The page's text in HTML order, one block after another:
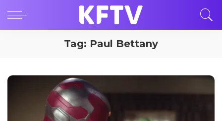
Tag: Paul Bettany